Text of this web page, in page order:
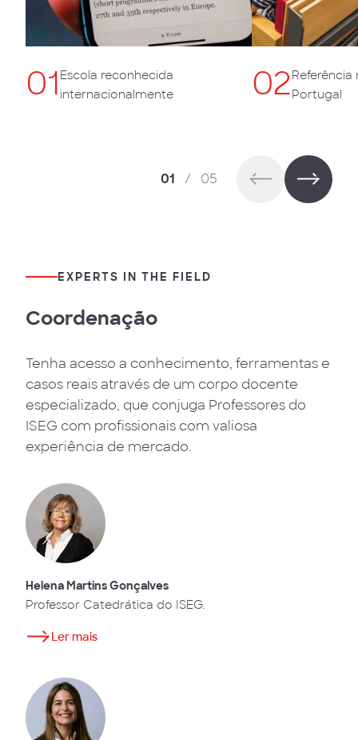
Escola reconhecida
internacionalmente
Portugal
01 / 05
EXPERTS IN THE FIELD
Coordenação
Tenha acesso a conhecimento, ferramentas e
casos reais através de um corpo docente
especializado, que conjuga Professores do
ISEG com profissionais com valiosa
experiência de mercado.
Helena Martins Gonçalves
Professor Catedrática do ISEG.
Ler mais